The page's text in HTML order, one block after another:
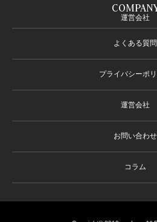
運営会社
よくある質問
プライバシーポ
運営会社
お問い合わせ
コラム